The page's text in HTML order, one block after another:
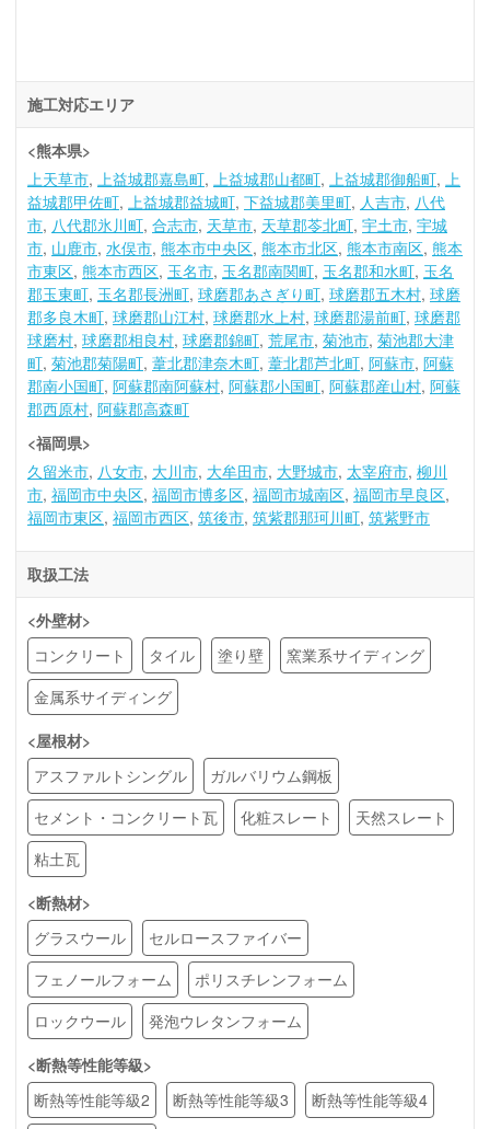
施工対応エリア
<熊本県>
上天草市 上益城郡嘉島町 上益城郡山都町 上益城郡御船町 上
益城郡甲佐町 上益城郡益城町 下益城郡美里町 人吉市 八代
市 八代郡氷川町 合志市 天草市 天草郡苓北町 宇土市 宇城
市 山鹿市 水俣市 熊本市中央区 熊本市北区 熊本市南区 熊本
市東区 熊本市西区 玉名市 玉名郡南関町 玉名郡和水町 玉名
郡玉東町 玉名郡長洲町 球磨郡あさぎり町 球磨郡五木村 球磨
郡多良木町 球磨郡山江村 球磨郡水上村 球磨郡湯前町 球磨郡
球磨村 球磨郡相良村 球磨郡錦町 荒尾市 菊池市 菊池郡大津
町 菊池郡菊陽町 葦北郡津奈木町 葦北郡芦北町 阿蘇市 阿蘇
郡南小国町 阿蘇郡南阿蘇村 阿蘇郡小国町 阿蘇郡産山村 阿蘇
郡西原村 阿蘇郡高森町
<福岡県>
久留米市 八女市 大川市 大牟田市 大野城市 太宰府市 柳川
市 福岡市中央区 福岡市博多区 福岡市城南区 福岡市早良区
福岡市東区 福岡市西区 筑後市 筑紫郡那珂川町 筑紫野市
取扱工法
<外壁材>
コンクリート
タイル 塗り壁
窯業系サイディング
金属系サイディング
<屋根材>
アスファルトシングル
ガルバリウム鋼板
セメント・コンクリート瓦
化粧スレート
天然スレート
粘土瓦
<断熱材>
グラスウール
セルロースファイバー
フェノールフォーム
ポリスチレンフォーム
ロックウール
発泡ウレタンフォーム
<断熱等性能等級>
断熱等性能等級2
断熱等性能等級3
断熱等性能等級4